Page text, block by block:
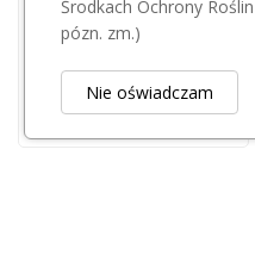
Sekator dwuręczny Felco 211-60
298,00 zł
Środkach Ochrony
pózn. zm.)
Nie oświadczam